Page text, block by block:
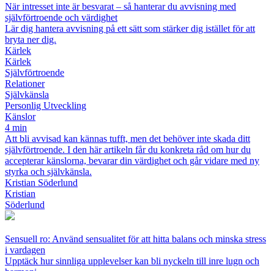
När intresset inte är besvarat – så hanterar du avvisning med
självförtroende och värdighet
Lär dig hantera avvisning på ett sätt som stärker dig istället för att
bryta ner dig.
Kärlek
Kärlek
Självförtroende
Relationer
Självkänsla
Personlig Utveckling
Känslor
4 min
Att bli avvisad kan kännas tufft, men det behöver inte skada ditt
självförtroende. I den här artikeln får du konkreta råd om hur du
accepterar känslorna, bevarar din värdighet och går vidare med ny
styrka och självkänsla.
Kristian Söderlund
Kristian
Söderlund
Sensuell ro: Använd sensualitet för att hitta balans och minska stress
i vardagen
Upptäck hur sinnliga upplevelser kan bli nyckeln till inre lugn och